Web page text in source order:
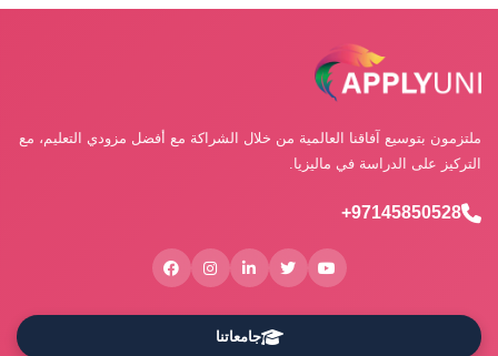
ملتزمون بتوسيع آفاقنا العالمية من خلال الشراكة مع أفضل مزودي التعليم، مع
التركيز على الدراسة في ماليزيا.
97145850528+
جامعاتنا